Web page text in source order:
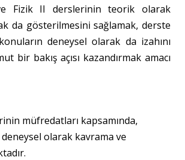
Fizik II derslerinin teorik olarak
da gösterilmesini sağlamak, derste
deneysel olarak da izahını
bir bakış açısı kazandırmak amacı
müfredatları kapsamında,
olarak kavrama ve